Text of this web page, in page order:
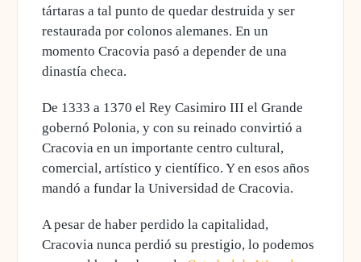
tártaras a tal punto de quedar destruida y ser
restaurada por colonos alemanes. En un
momento Cracovia pasó a depender de una
dinastía checa.
De 1333 a 1370 el Rey Casimiro III el Grande
gobernó Polonia, y con su reinado convirtió a
Cracovia en un importante centro cultural,
comercial, artístico y científico. Y en esos años
mandó a fundar la Universidad de Cracovia.
A pesar de haber perdido la capitalidad,
Cracovia nunca perdió su prestigio, lo podemos